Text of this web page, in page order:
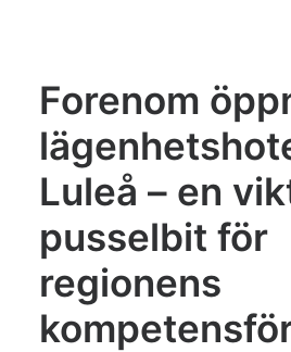
Forenom
Luleå – en
pusselbit för
regionens